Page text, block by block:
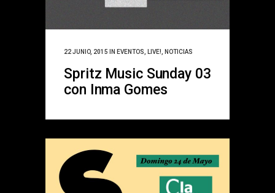
22 JUNIO, 2015 IN EVENTOS, LIVE!, NOTICIAS
Spritz Music Sunday 03
con Inma Gomes